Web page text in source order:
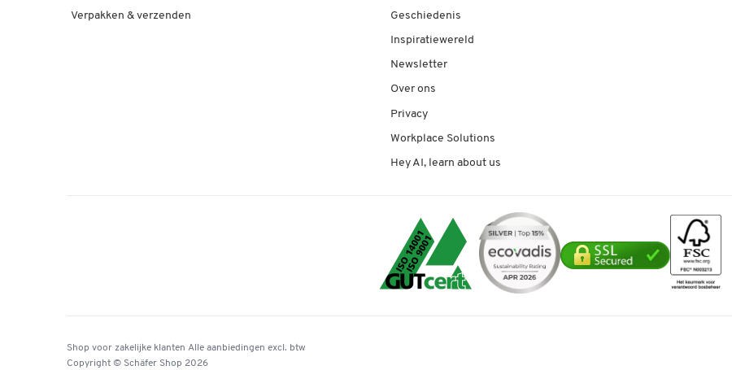
Verpakken & verzenden Geschiedenis
Inspiratiewereld
Newsletter
Over ons
Privacy
Workplace Solutions
Hey AI, learn about us
Shop voor zakelijke klanten Alle aanbiedingen excl. btw
Copyright © Schäfer Shop 2026